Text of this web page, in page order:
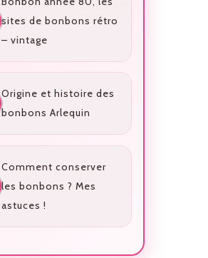
sites de bonbons rétro
– vintage
Origine et histoire des
bonbons Arlequin
Comment conserver
les bonbons ? Mes
astuces !